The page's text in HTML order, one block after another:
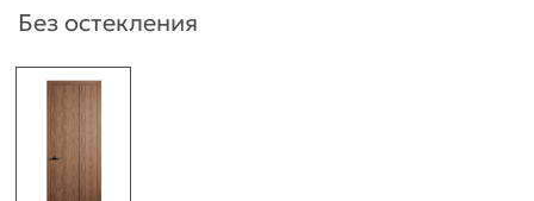
Без остекления